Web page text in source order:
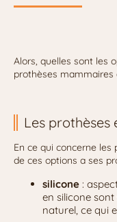
Alors, quelles sont les
prothèses mammaires
Les
En ce qui concerne
de ces options a ses
silicone :
en silicone
naturel, ce qui